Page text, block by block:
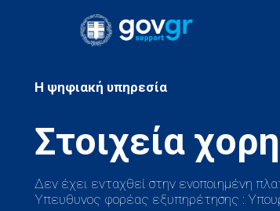
H ψηφιακή υπηρεσία
Δεν έχει ενταχθεί στην ενοποιημένη
Υπευθυνος φορέας εξυπηρέτησης :